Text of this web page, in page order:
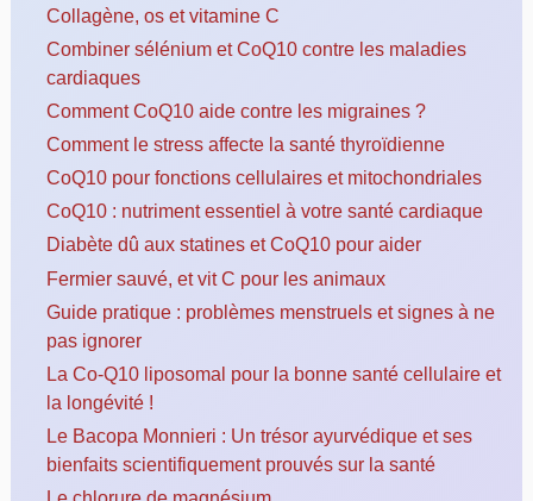
Collagène, os et vitamine C
Combiner sélénium et CoQ10 contre les maladies
cardiaques
Comment CoQ10 aide contre les migraines ?
Comment le stress affecte la santé thyroïdienne
CoQ10 pour fonctions cellulaires et mitochondriales
CoQ10 : nutriment essentiel à votre santé cardiaque
Diabète dû aux statines et CoQ10 pour aider
Fermier sauvé, et vit C pour les animaux
Guide pratique : problèmes menstruels et signes à ne
pas ignorer
La Co-Q10 liposomal pour la bonne santé cellulaire et
la longévité !
Le Bacopa Monnieri : Un trésor ayurvédique et ses
bienfaits scientifiquement prouvés sur la santé